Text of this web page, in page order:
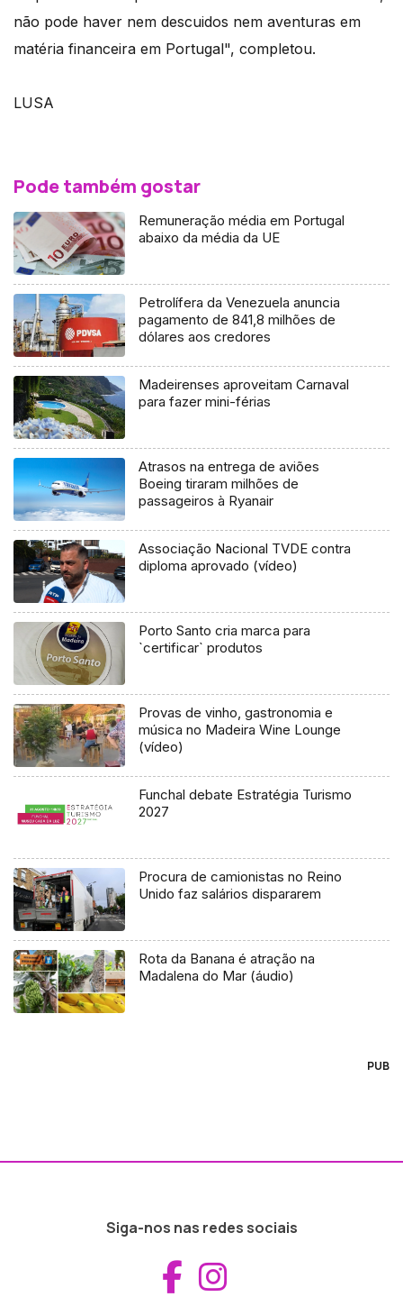
não pode haver nem descuidos nem aventuras em
matéria financeira em Portugal", completou.
LUSA
Pode também gostar
Remuneração média em Portugal
abaixo da média da UE
Petrolífera da Venezuela anuncia
pagamento de 841,8 milhões de
dólares aos credores
Madeirenses aproveitam Carnaval
para fazer mini-férias
Atrasos na entrega de aviões
Boeing tiraram milhões de
passageiros à Ryanair
Associação Nacional TVDE contra
diploma aprovado (vídeo)
Porto Santo cria marca para
`certificar` produtos
Provas de vinho, gastronomia e
música no Madeira Wine Lounge
(vídeo)
Funchal debate Estratégia Turismo
2027
Procura de camionistas no Reino
Unido faz salários dispararem
Rota da Banana é atração na
Madalena do Mar (áudio)
PUB
Siga-nos nas redes sociais
Aceder ao